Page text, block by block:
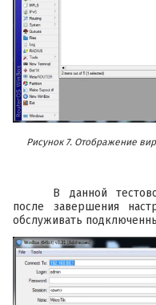
Рисунок 7. Отображение
В данной
после завершения
обслуживать